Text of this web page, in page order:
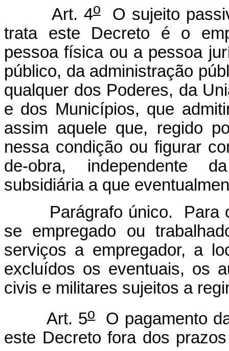
Art. 4oO sujeito
trata este Decreto é o
pessoa física ou a pessoa
público, da administração
qualquer dos Poderes, da
e dos Municípios, que
assim aquele que, regido
nessa condição ou figurar
de-obra, independente
subsidiária a que
Parágrafo único. Para os
se empregado ou
serviços a empregador, a
excluídos os eventuais, os
civis e militares sujeitos a
Art. 5o
O pagamento
este Decreto fora dos